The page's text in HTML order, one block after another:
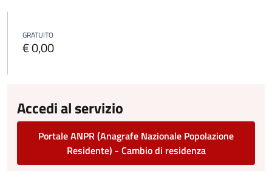
GRATUITO
€ 0,00
Accedi al servizio
Portale ANPR (Anagrafe Nazionale Popolazione
Residente) - Cambio di residenza